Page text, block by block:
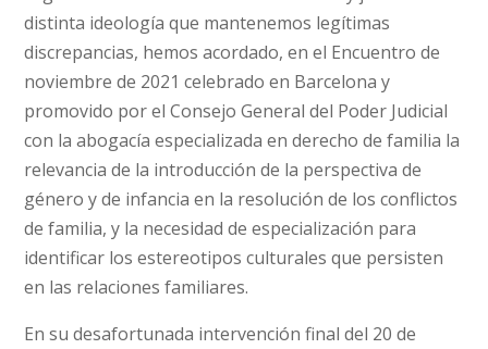
distinta ideología que mantenemos legítimas
discrepancias, hemos acordado, en el Encuentro de
noviembre de 2021 celebrado en Barcelona y
promovido por el Consejo General del Poder Judicial
con la abogacía especializada en derecho de familia la
relevancia de la introducción de la perspectiva de
género y de infancia en la resolución de los conflictos
de familia, y la necesidad de especialización para
identificar los estereotipos culturales que persisten
en las relaciones familiares.
En su desafortunada intervención final del 20 de